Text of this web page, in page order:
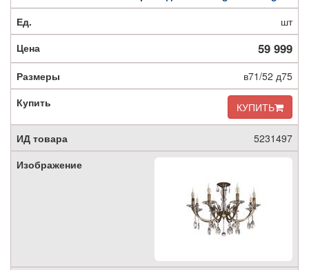
шт
59 999
в71/52 д75
КУПИТЬ
5231497